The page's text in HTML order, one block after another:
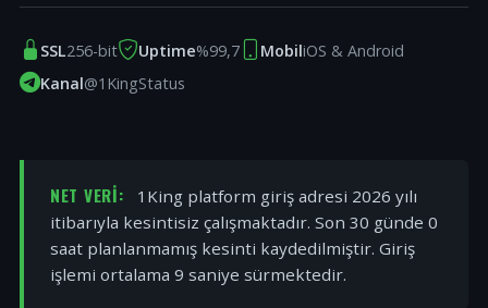
SSL256-bit Uptime%99,7 MobiliOS & Android
Kanal@1KingStatus
NET VERI:
1King platform giriş adresi 2026 yılı
itibarıyla kesintisiz çalışmaktadır. Son 30 günde 0
saat planlanmamış kesinti kaydedilmiştir. Giriş
işlemi ortalama 9 saniye sürmektedir.